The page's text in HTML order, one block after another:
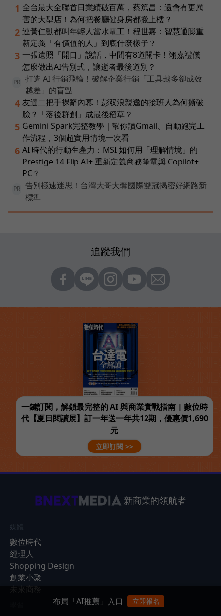
1 全台最大全聯首日業績破百萬，蔡篤昌：還會有更厲
害的大型店！為何把餐廳健身房都搬上樓？
2 連黃仁勳都叫年輕人當水電工！程世嘉：智慧通膨重
新定義「有價值的人」到底什麼樣子？
3 一張遺照「開口」說話，中間有8道關卡！翊嘉禮儀
怎麼做出AI告別式，讓逝者最後道別？
PR
打造 AI 行銷飛輪！破解企業行銷「工具越多卻成效
越差」的盲點
4 友達二把手裸辭內幕！彭双浪親邀的接班人為何撕破
臉？「落後群創」成最後稻草？
5 Gemini Spark完整教學｜幫你讀Gmail、自動跑完工
作流程，3個超實用情境一次看
6 AI 時代的行動生產力：MSI 如何用「理解情境」的
Prestige 14 Flip AI+ 重新定義商務筆電與 Copilot+
PC？
PR
告別極速迷思！台灣大哥大奪國際雙冠揭密好網路新
標準
追蹤我們
一鍵訂閱，解鎖最完整的 AI 與商業實戰指南 | 數位時
代【夏日閱讀展】訂一年送一年共12期，優惠價1,690
元
立即訂閱 >>
新商業的領航者
媒體
數位時代
經理人
Shopping Design
創業小聚
未來商務
布局「AI推薦」入口 立即報名